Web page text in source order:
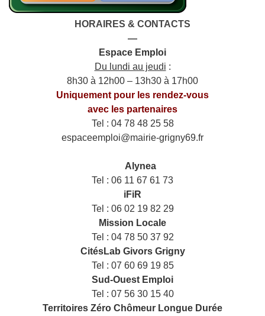
HORAIRES & CONTACTS
—
Espace Emploi
Du lundi au jeudi :
8h30 à 12h00 – 13h30 à 17h00
Uniquement pour les rendez-vous
avec les partenaires
Tel : 04 78 48 25 58
espaceemploi@mairie-grigny69.fr
Alynea
Tel : 06 11 67 61 73
iFiR
Tel : 06 02 19 82 29
Mission Locale
Tel : 04 78 50 37 92
CitésLab Givors Grigny
Tel : 07 60 69 19 85
Sud-Ouest Emploi
Tel : 07 56 30 15 40
Territoires Zéro Chômeur Longue Durée